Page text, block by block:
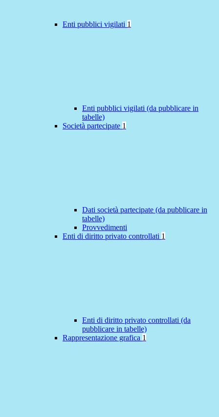
Enti pubblici vigilati 1
Enti pubblici vigilati (da pubblicare in
tabelle)
Società partecipate 1
Dati società partecipate (da pubblicare in
tabelle)
Provvedimenti
Enti di diritto privato controllati 1
Enti di diritto privato controllati (da
pubblicare in tabelle)
Rappresentazione grafica 1